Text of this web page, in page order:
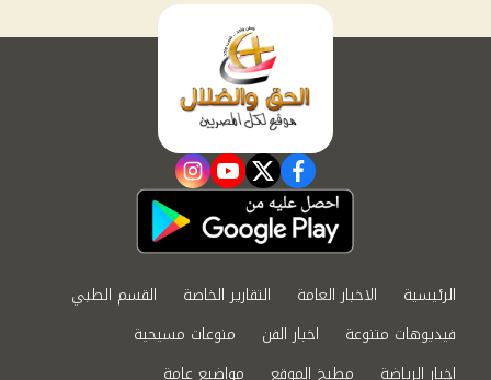
facebook
twitter
youtube
instagram
الرئيسية الاخبار العامة التقارير الخاصة
القسم الطبي
فيديوهات متنوعة
اخبار الفن
منوعات مسيحية
اخبار الرياضة
مطبخ الموقع مواضيع عامة